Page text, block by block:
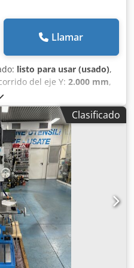
Llamar
listo para usar (usado),
del eje Y: 2.000 mm,
, número de ejes:
fabricó en 2007. Cuenta
horizontal con un
mm y un diámetro de
incluye una mesa giratoria
NCT-104. Considere la
TOS
contacto con nosotros
Sistema de control: NCT-
130 mm • Conicidad: ISO
del husillo: 10 - 1500 rpm •
Nm • Potencia del
del eje • Recorrido del
Y: 2000 mm • Recorrido eje
Clasificado